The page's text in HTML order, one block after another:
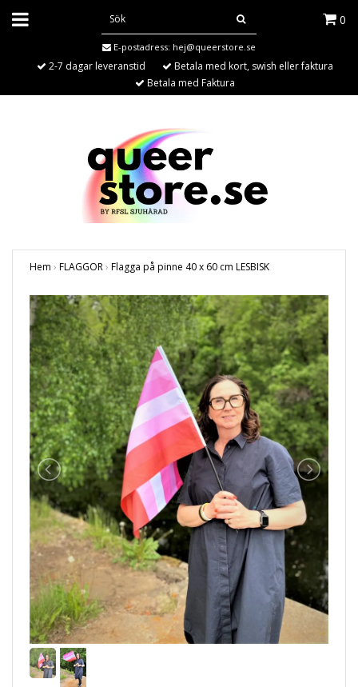
0
E-postadress: hej@queerstore.se
2-7 dagar leveranstid
Betala med kort, swish eller faktura
Betala med Faktura
Hem › FLAGGOR› Flagga på pinne 40 x 60 cm LESBISK